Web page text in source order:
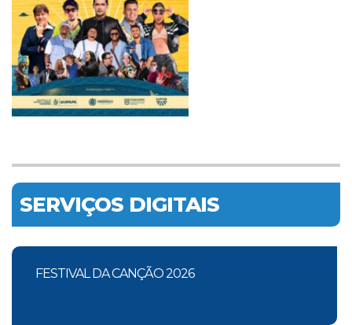
SERVIÇOS DIGITAIS
FESTIVAL DA CANÇÃO 2026